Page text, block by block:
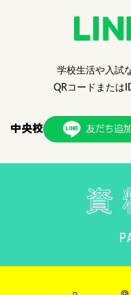
学校生活や入試
QRコードまたは
中央校